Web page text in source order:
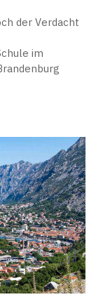
der Verdacht
im